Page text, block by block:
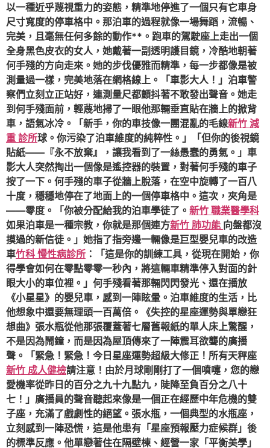
以一種近乎蔑視重力的姿態，精準地停進了一個只有它車身
尺寸寬度的停車格中。那泊車的過程就像一場舞蹈，流暢、
完美，且毫無任何多餘的動作**。跑車的駕駛座上走出一個
全身黑色皮衣的女人，她戴著一副透明護目鏡，冷酷地朝著
何手殘的方向走來。她的步伐優雅而精準，每一步都像是被
測量過一樣，完美地落在網格線上。「車影大人！」泊車警
察們立刻立正站好，連測量尺都顫抖著不敢發出聲音。她走
到何手殘面前，輕蔑地掃了一眼他那輛垂直貼在牆上的掀背
車，語氣冰冷。「新手，你的車技像一團混亂的毛線新竹 減
重 診所球。你污染了泊車維度的純粹性。」「但你的後視鏡
貼紙——『永不放棄』，讓我看到了一絲愚蠢的勇氣。」車
影大人突然掏出一個像是遙控器的裝置，對著何手殘的車子
按了一下。何手殘的車子從牆上脫落，在空中旋轉了一百八
十度，穩穩地停在了地面上的一個停車格中。這次，夾角是
——零度。「你被分配給我的泊車學徒了。 新竹 職業醫學科
如果泊車是一種宗教，你就是那個連方新竹 肺功能 向盤都沒
摸過的新信徒。」她指了指旁邊一輛像是巨型嬰兒車的改造
車竹科 慢性病診所 ：「這是你的訓練工具，從現在開始，你
得學會如何在零點零零一秒內，將這輛車精準停入對面的針
眼大小的車位裡。」何手殘看著那輛閃閃發光、還在播放
《小星星》的嬰兒車，感到一陣眩暈。泊車維度的生活，比
他想象中還要無理頭一百萬倍。《失控的星座運勢與單戀狂
想曲》張水瓶從他那張覆蓋著七層舊報紙的單人床上驚醒，
不是因為鬧鐘，而是因為屋頂傳來了一陣震耳欲聾的廣播
聲。「緊急！緊急！今日星座運勢超級大修正！所有天秤座
新竹 成人健檢請注意！由於月球剛剛打了一個噴嚏，您的戀
愛機率從昨日的百分之九十九點九，陡降至負百分之八十
七！」廣播員的聲音聽起來像是一個正在經歷中年危機的雙
子座，充滿了戲劇性的絕望。張水瓶，一個典型的水瓶座，
立刻感到一陣恐慌，這是他患有「星座預報壓力症候群」後
的標準反應。他單戀著住在隔壁棟、經營一家「平衡美學」